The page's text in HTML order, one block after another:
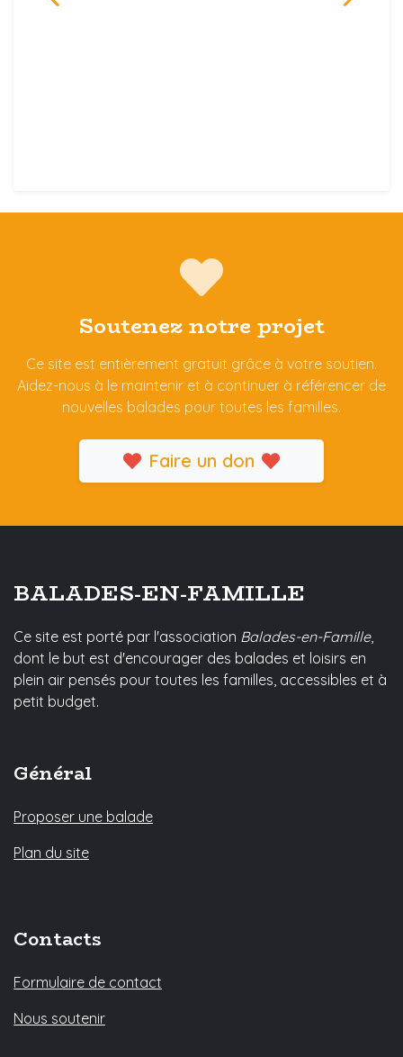
Soutenez notre projet
Ce site est entièrement gratuit grâce à votre soutien.
Aidez-nous à le maintenir et à continuer à référencer de
nouvelles balades pour toutes les familles.
Faire un don
BALADES-EN-FAMILLE
Ce site est porté par l'association Balades-en-Famille,
dont le but est d'encourager des balades et loisirs en
plein air pensés pour toutes les familles, accessibles et à
petit budget.
Général
Proposer une balade
Plan du site
Contacts
Formulaire de contact
Nous soutenir